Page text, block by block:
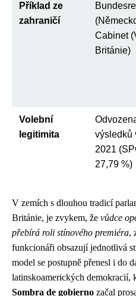
Příklad ze
zahraničí
Cabinet
Británie)
Volební
legitimita
výsledků
2021
27,79 %)
V zemích s dlouhou tradicí
Británie, je zvykem, že vůdce
přebírá roli stínového premiéra,
funkcionáři obsazují jednotlivá
model se postupně přenesl i do
latinskoamerických demokracií,
Sombra de gobierno začal